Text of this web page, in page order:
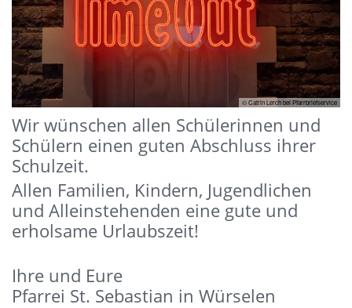
© Catrin Lerch bei Pfarrbriefservice
Wir wünschen allen Schülerinnen und
Schülern einen guten Abschluss ihrer
Schulzeit.
Allen Familien, Kindern, Jugendlichen
und Alleinstehenden eine gute und
erholsame Urlaubszeit!
Ihre und Eure
Pfarrei St. Sebastian in Würselen